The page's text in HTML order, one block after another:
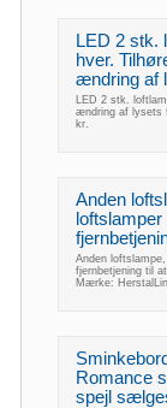
LED 2 stk.
hver.
ændring af
LED 2 stk.
ændring af lysets
kr.
Anden
Anden
fjernbetjening til
Mærke:
Romance
spejl